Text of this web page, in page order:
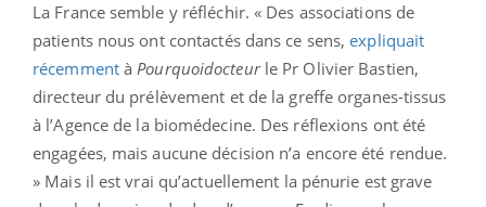
La France semble y réfléchir. « Des associations de
patients nous ont contactés dans ce sens,expliquait
récemmentàPourquoidocteurle Pr Olivier Bastien,
directeur du prélèvement et de la greffe organes-tissus
à l’Agence de la biomédecine. Des réflexions ont été
engagées, mais aucune décision n’a encore été rendue.
» Mais il est vrai qu’actuellement la pénurie est grave